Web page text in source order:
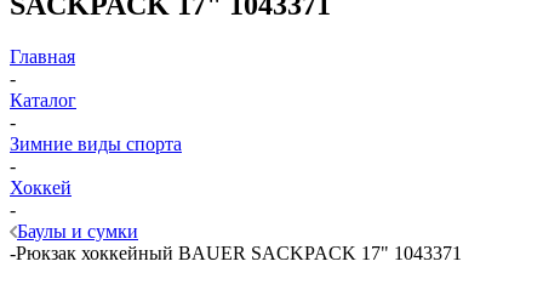
Главная
-
Каталог
-
Зимние виды спорта
-
Хоккей
-
Баулы и сумки
-Рюкзак хоккейный BAUER SACKPACK 17" 1043371